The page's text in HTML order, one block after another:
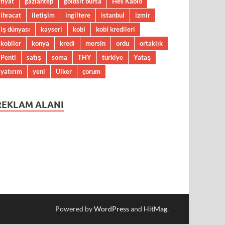
ihracat
iletişim ingiltere istanbul
izmir
iş dünyası
kayseri kobi
kobi kredileri
kobiler
konya kredi mersin ordu
ortaklık
Penti
satış soma THY türkiye
Yataş
yatırım
yeni Ülker çorum
ALANI
Powered byWordPressand HitMag.